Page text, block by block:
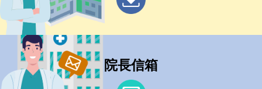
院長信箱